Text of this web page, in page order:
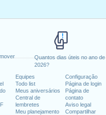
Quantos dias úteis no ano de
2026?
Equipes
Todo list
Meus aniversários
Central de
lembretes
Meu planejamento
Configuração
Página de login
Página de
contato
Aviso legal
Compartilhar